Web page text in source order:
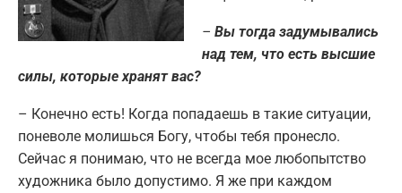
– Вы тогда задумывались
над тем, что есть высшие
силы, которые хранят вас?
– Конечно есть! Когда попадаешь в такие ситуации,
поневоле молишься Богу, чтобы тебя пронесло.
Сейчас я понимаю, что не всегда мое любопытство
художника было допустимо. Я же при каждом